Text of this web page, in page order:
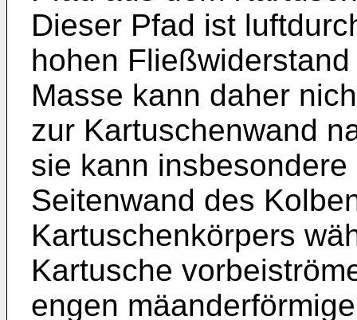
Dieser Pfad ist
hohen
Masse kann daher
zur Kartuschenwand
sie kann
Seitenwand des
Kartuschenkörpers
Kartusche
engen